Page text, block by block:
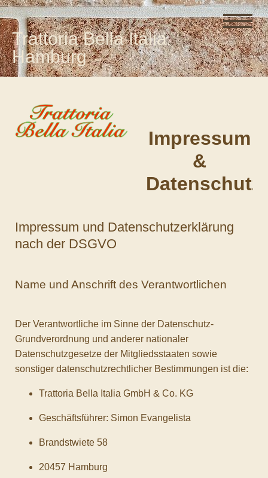
Trattoria Bella Italia
Hamburg
Impressum
&
Datenschutz
Impressum und Datenschutzerklärung
nach der DSGVO
Name und Anschrift des Verantwortlichen
Der Verantwortliche im Sinne der Datenschutz-
Grundverordnung und anderer nationaler
Datenschutzgesetze der Mitgliedsstaaten sowie
sonstiger datenschutzrechtlicher Bestimmungen ist die:
Trattoria Bella Italia GmbH & Co. KG
Geschäftsführer: Simon Evangelista
Brandstwiete 58
20457 Hamburg